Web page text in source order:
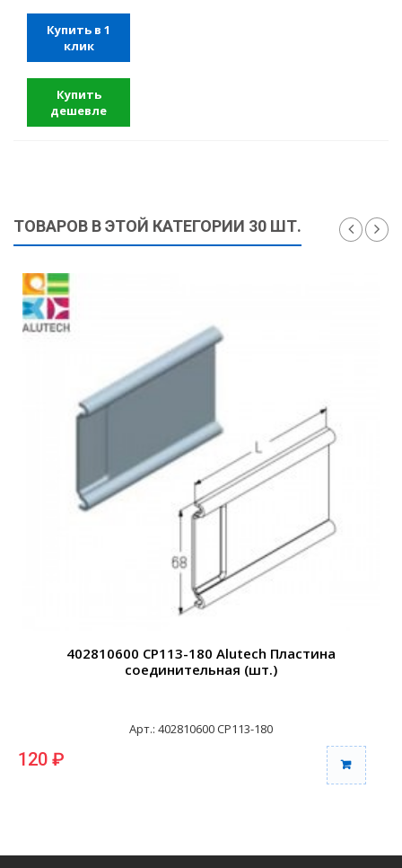
Купить в 1
клик
Купить
дешевле
ТОВАРОВ В ЭТОЙ КАТЕГОРИИ 30 ШТ.
402810600 CP113-180 Alutech Пластина
соединительная (шт.)
Арт.: 402810600 CP113-180
120 ₽